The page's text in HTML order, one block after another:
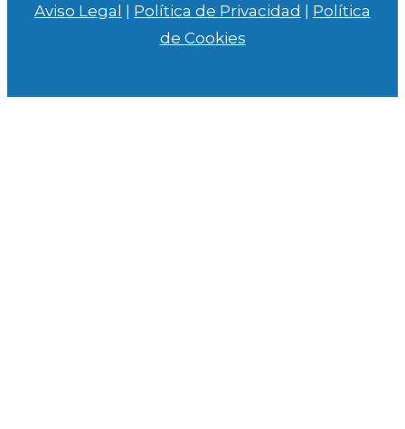
Aviso Legal | Política de Privacidad | Política
de Cookies